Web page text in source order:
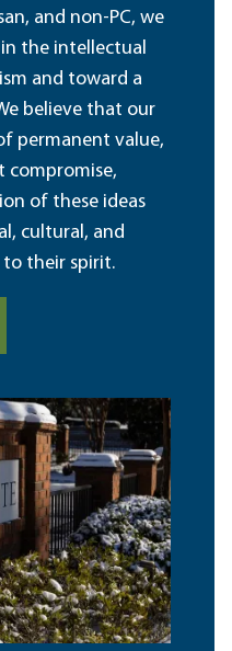
and non-PC, we
the intellectual
and toward a
believe that our
permanent value,
compromise,
of these ideas
cultural, and
to their spirit.